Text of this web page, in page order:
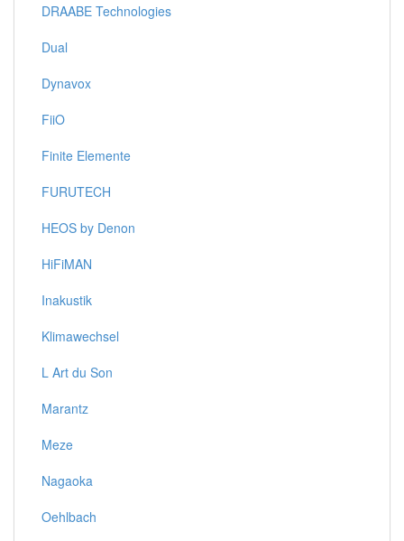
DRAABE Technologies
Dual
Dynavox
FiiO
Finite Elemente
FURUTECH
HEOS by Denon
HiFiMAN
Inakustik
Klimawechsel
L Art du Son
Marantz
Meze
Nagaoka
Oehlbach